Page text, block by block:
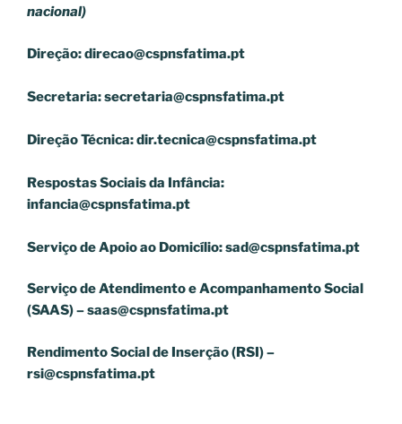
nacional)
Direção:direcao@cspnsfatima.pt
Secretaria:secretaria@cspnsfatima.pt
Direção Técnica:dir.tecnica@cspnsfatima.pt
Respostas Sociais da Infância:
infancia@cspnsfatima.pt
Serviço de Apoio ao Domicílio:sad@cspnsfatima.pt
Serviço de Atendimento e Acompanhamento Social
(SAAS) –saas@cspnsfatima.pt
Rendimento Social de Inserção (RSI) –
rsi@cspnsfatima.pt